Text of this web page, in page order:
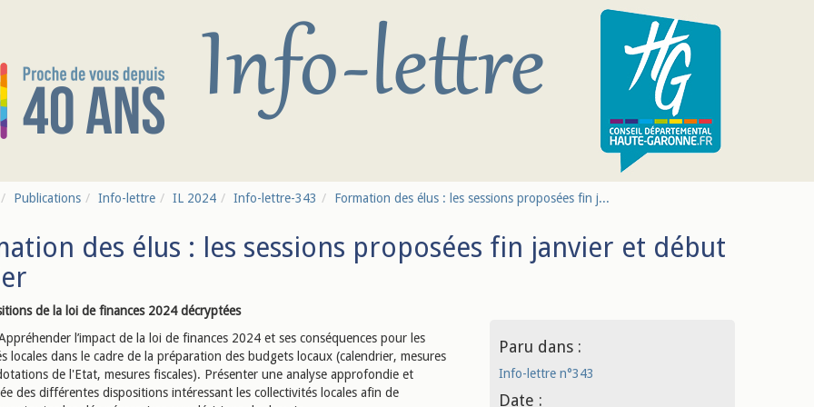
Publications Info-lettre IL 2024 Info-lettre-343 Formation des élus : les sessions proposées fin j...
des élus : les sessions proposées fin janvier et début
de la loi de finances 2024 décryptées
l’impact de la loi de finances 2024 et ses conséquences pour les
locales dans le cadre de la préparation des budgets locaux (calendrier, mesures
de l'Etat, mesures fiscales). Présenter une analyse approfondie et
des différentes dispositions intéressant les collectivités locales afin de
Paru dans :
Info-lettre n°343
Date :